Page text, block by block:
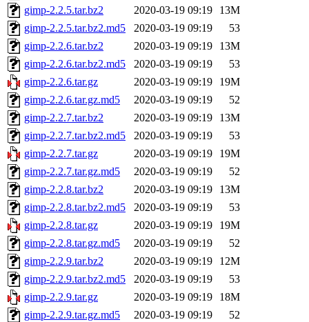
gimp-2.2.5.tar.bz2
2020-03-19 09:19
13M
gimp-2.2.5.tar.bz2.md5
2020-03-19 09:19
53
gimp-2.2.6.tar.bz2
2020-03-19 09:19
13M
gimp-2.2.6.tar.bz2.md5
2020-03-19 09:19
53
gimp-2.2.6.tar.gz
2020-03-19 09:19
19M
gimp-2.2.6.tar.gz.md5
2020-03-19 09:19
52
gimp-2.2.7.tar.bz2
2020-03-19 09:19
13M
gimp-2.2.7.tar.bz2.md5
2020-03-19 09:19
53
gimp-2.2.7.tar.gz
2020-03-19 09:19
19M
gimp-2.2.7.tar.gz.md5
2020-03-19 09:19
52
gimp-2.2.8.tar.bz2
2020-03-19 09:19
13M
gimp-2.2.8.tar.bz2.md5
2020-03-19 09:19
53
gimp-2.2.8.tar.gz
2020-03-19 09:19
19M
gimp-2.2.8.tar.gz.md5
2020-03-19 09:19
52
gimp-2.2.9.tar.bz2
2020-03-19 09:19
12M
gimp-2.2.9.tar.bz2.md5
2020-03-19 09:19
53
gimp-2.2.9.tar.gz
2020-03-19 09:19
18M
gimp-2.2.9.tar.gz.md5
2020-03-19 09:19
52